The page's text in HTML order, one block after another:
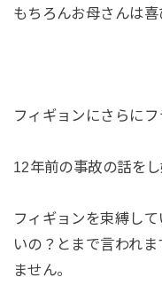
もちろんお母さんは喜
フィギョンにさらに
12年前の事故の話をし
フィギョンを束縛し
いの？とまで言われ
ません。